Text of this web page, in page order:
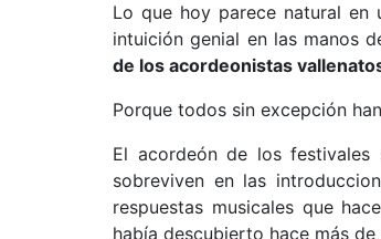
Lo que hoy parece natural en
intuición genial en las manos
de los acordeonistas
Porque todos sin excepción
El acordeón de los festivales
sobreviven en las
respuestas musicales que
había descubierto hace más de